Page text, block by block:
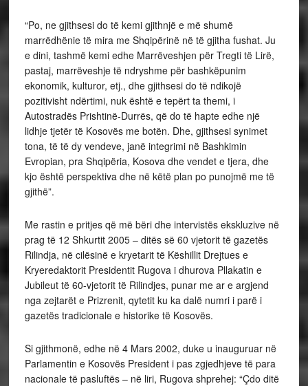
“Po, ne gjithsesi do të kemi gjithnjë e më shumë
marrëdhënie të mira me Shqipërinë në të gjitha fushat. Ju
e dini, tashmë kemi edhe Marrëveshjen për Tregti të Lirë,
pastaj, marrëveshje të ndryshme për bashkëpunim
ekonomik, kulturor, etj., dhe gjithsesi do të ndikojë
pozitivisht ndërtimi, nuk është e tepërt ta themi, i
Autostradës Prishtinë-Durrës, që do të hapte edhe një
lidhje tjetër të Kosovës me botën. Dhe, gjithsesi synimet
tona, të të dy vendeve, janë integrimi në Bashkimin
Evropian, pra Shqipëria, Kosova dhe vendet e tjera, dhe
kjo është perspektiva dhe në këtë plan po punojmë me të
gjithë”.
Me rastin e pritjes që më bëri dhe intervistës ekskluzive në
prag të 12 Shkurtit 2005 – ditës së 60 vjetorit të gazetës
Rilindja, në cilësinë e kryetarit të Këshillit Drejtues e
Kryeredaktorit Presidentit Rugova i dhurova Pllakatin e
Jubileut të 60-vjetorit të Rilindjes, punar me ar e argjend
nga zejtarët e Prizrenit, qytetit ku ka dalë numri i parë i
gazetës tradicionale e historike të Kosovës.
Si gjithmonë, edhe në 4 Mars 2002, duke u inauguruar në
Parlamentin e Kosovës President i pas zgjedhjeve të para
nacionale të pasluftës – në liri, Rugova shprehej: “Çdo ditë